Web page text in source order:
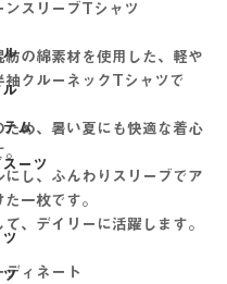
ル
ル
ム
ーツ
ンスリーブTシャツ
紡の綿素材を使用した、軽や
袖クルーネックTシャツで
ため、暑い夏にも快適な着心
にし、ふんわりスリーブでア
一枚です。
、デイリーに活躍します。
ィネート